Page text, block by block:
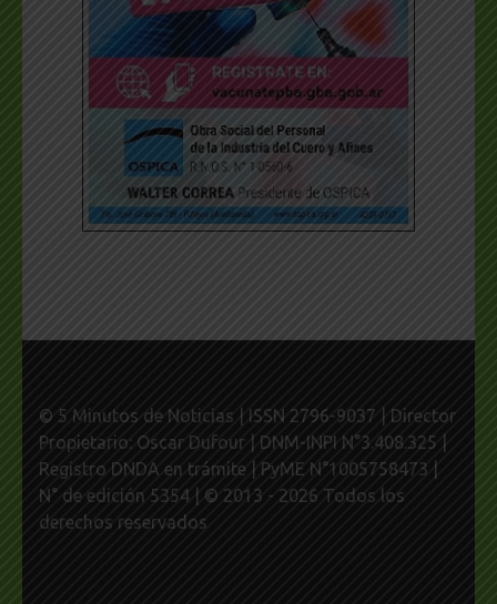
© 5 Minutos de Noticias | ISSN 2796-9037 | Director
Propietario: Oscar Dufour | DNM-INPI N°3.408.325 |
Registro DNDA en trámite | PyME N°1005758473 |
N° de edición 5354 | © 2013 - 2026 Todos los
derechos reservados